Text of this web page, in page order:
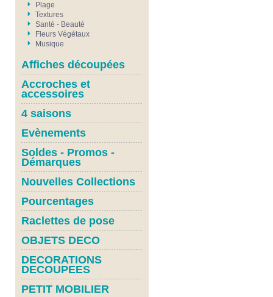
Plage
Textures
Santé - Beauté
Fleurs Végétaux
Musique
Affiches découpées
Accroches et
accessoires
4 saisons
Evènements
Soldes - Promos -
Démarques
Nouvelles Collections
Pourcentages
Raclettes de pose
OBJETS DECO
DECORATIONS
DECOUPEES
PETIT MOBILIER